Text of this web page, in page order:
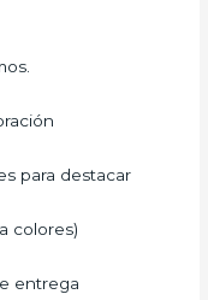
para destacar
colores)
entrega